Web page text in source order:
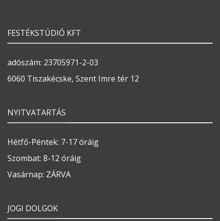
FESTÉKSTÚDIÓ KFT
adószám: 23705971-2-03
6060 Tiszakécske, Szent Imre tér 12
NYITVATARTÁS
Hétfő-Péntek: 7-17 óráig
Szombat: 8-12 óráig
Vasárnap: ZÁRVA
JOGI DOLGOK